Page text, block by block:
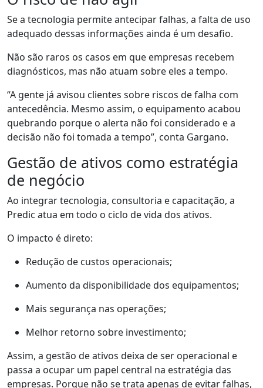
Se a tecnologia permite antecipar falhas, a falta de uso
adequado dessas informações ainda é um desafio.
Não são raros os casos em que empresas recebem
diagnósticos, mas não atuam sobre eles a tempo.
“A gente já avisou clientes sobre riscos de falha com
antecedência. Mesmo assim, o equipamento acabou
quebrando porque o alerta não foi considerado e a
decisão não foi tomada a tempo”, conta Gargano.
Gestão de ativos como estratégia
de negócio
Ao integrar tecnologia, consultoria e capacitação, a
Predic atua em todo o ciclo de vida dos ativos.
O impacto é direto:
Redução de custos operacionais;
Aumento da disponibilidade dos equipamentos;
Mais segurança nas operações;
Melhor retorno sobre investimento;
Assim, a gestão de ativos deixa de ser operacional e
passa a ocupar um papel central na estratégia das
empresas. Porque não se trata apenas de evitar falhas,